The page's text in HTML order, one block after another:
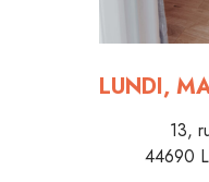
LUNDI,
13,
44690